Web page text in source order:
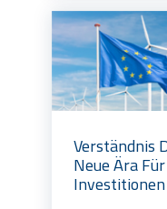
Verständnis
Neue Ära
Investitionen